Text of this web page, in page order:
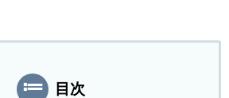
目次